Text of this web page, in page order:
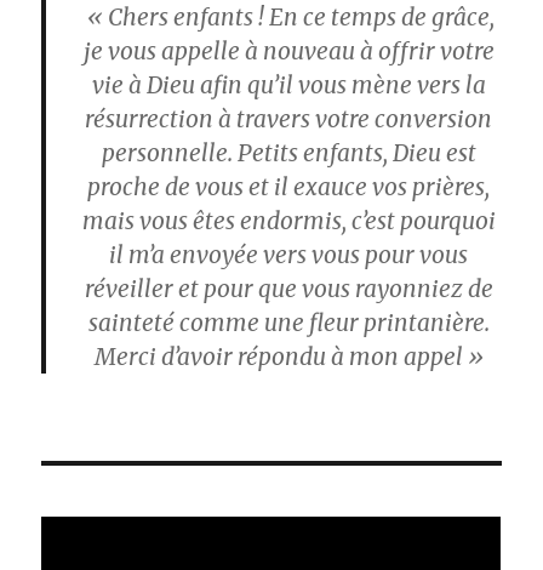
« Chers enfants ! En ce temps de grâce,
je vous appelle à nouveau à offrir votre
vie à Dieu afin qu’il vous mène vers la
résurrection à travers votre conversion
personnelle. Petits enfants, Dieu est
proche de vous et il exauce vos prières,
mais vous êtes endormis, c’est pourquoi
il m’a envoyée vers vous pour vous
réveiller et pour que vous rayonniez de
sainteté comme une fleur printanière.
Merci d’avoir répondu à mon appel »